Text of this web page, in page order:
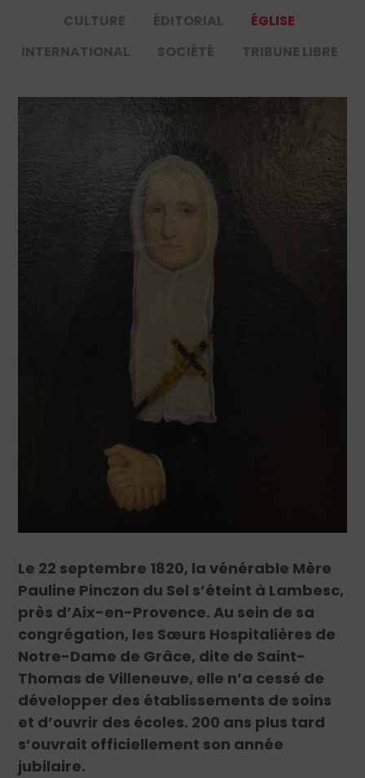
CULTURE
ÉDITORIAL
ÉGLISE
INTERNATIONAL
SOCIÉTÉ TRIBUNE LIBRE
Le 22 septembre 1820, la vénérable Mère
Pauline Pinczon du Sel s’éteint à Lambesc,
près d’Aix-en-Provence. Au sein de sa
congrégation, les Sœurs Hospitalières de
Notre-Dame de Grâce, dite de Saint-
Thomas de Villeneuve, elle n’a cessé de
développer des établissements de soins
et d’ouvrir des écoles. 200 ans plus tard
s’ouvrait officiellement son année
jubilaire.